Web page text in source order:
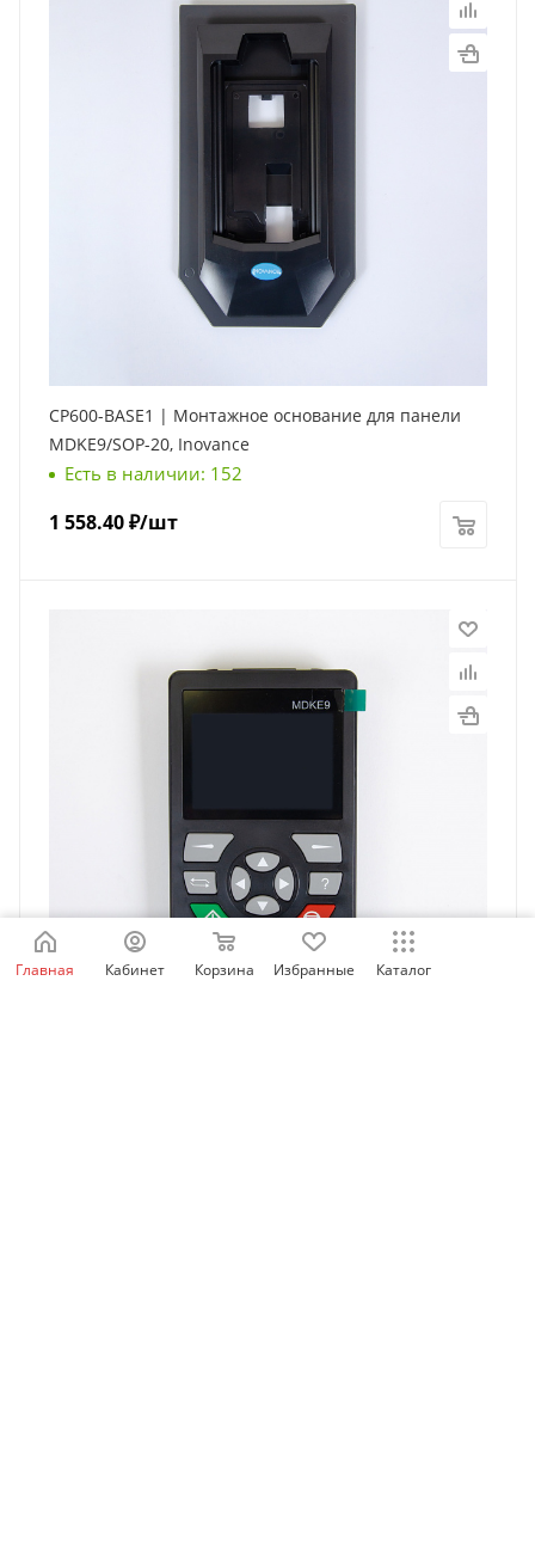
CP600-BASE1 | Монтажное основание для панели
MDKE9/SOP-20, Inovance
Есть в наличии: 152
1 558.40₽/шт
Главная Кабинет Корзина Избранные Каталог